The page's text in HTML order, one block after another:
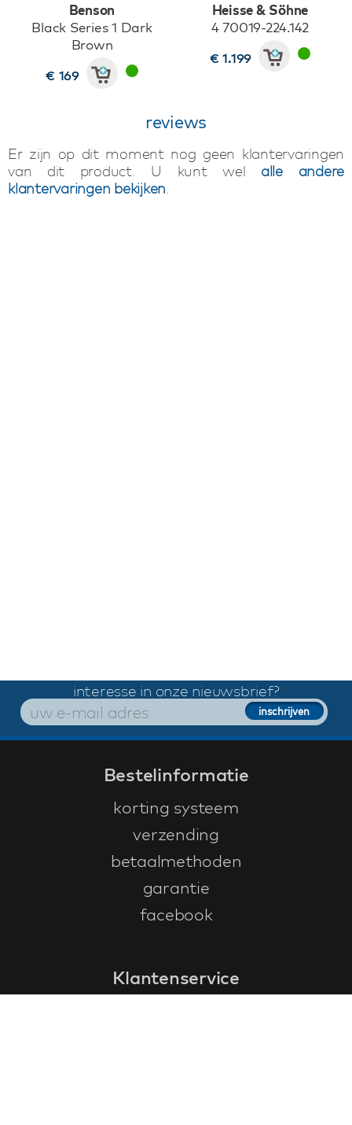
Benson
Black Series 1 Dark
Brown
€ 169
Heisse & Söhne
4 70019-224.142
€ 1.199
reviews
Er zijn op dit moment nog geen klantervaringen
van dit product. U kunt wel alle andere
klantervaringen bekijken.
interesse in onze nieuwsbrief?
Bestelinformatie
korting systeem
verzending
betaalmethoden
garantie
facebook
Klantenservice